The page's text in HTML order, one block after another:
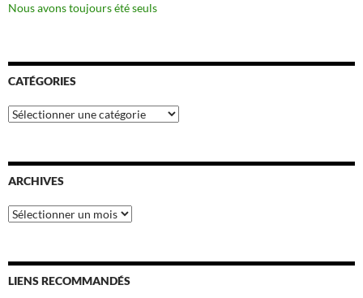
Nous avons toujours été seuls
CATÉGORIES
Catégories
ARCHIVES
Archives
LIENS RECOMMANDÉS